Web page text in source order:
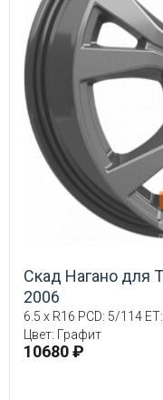
Скад Нагано для
2006
6.5 x R16 PCD: 5/114
Цвет: Графит
10680 ₽